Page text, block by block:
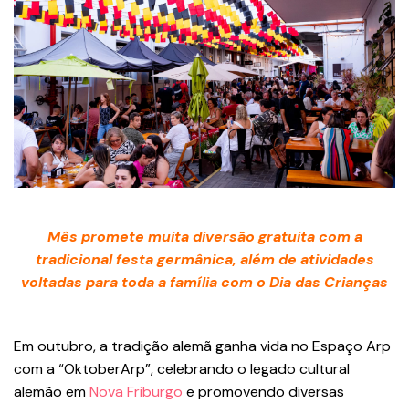
Mês promete muita diversão gratuita com a
tradicional festa germânica, além de atividades
voltadas para toda a família com o Dia das Crianças
Em outubro, a tradição alemã ganha vida no Espaço Arp
com a “OktoberArp”, celebrando o legado cultural
alemão emNova Friburgo e promovendo diversas